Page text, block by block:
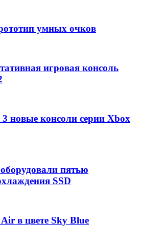
умных очков
игровая консоль
новые консоли серии Xbox
пятью
SSD
в цвете Sky Blue